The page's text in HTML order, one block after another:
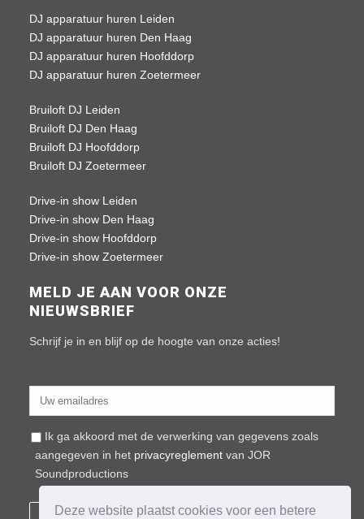
Deze website plaatst cookies voor een betere
DJ apparatuur huren Leiden
DJ apparatuur huren Den Haag
DJ apparatuur huren Hoofddorp
DJ apparatuur huren Zoetermeer
Bruiloft DJ Leiden
Bruiloft DJ Den Haag
Bruiloft DJ Hoofddorp
Bruiloft DJ Zoetermeer
Drive-in show Leiden
Drive-in show Den Haag
Drive-in show Hoofddorp
Drive-in show Zoetermeer
MELD JE AAN VOOR ONZE
NIEUWSBRIEF
Schrijf je in en blijf op de hoogte van onze acties!
Ik ga akkoord met de verwerking van gegevens zoals
aangegeven in het privacyreglement van JOR
Soundproductions